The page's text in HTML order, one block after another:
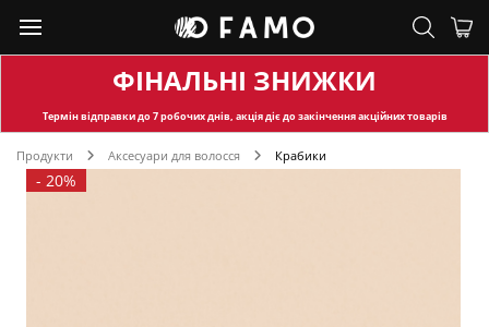
ФІНАЛЬНІ ЗНИЖКИ
Термін відправкидо 7 робочих днів, акція діє до закінчення акційних товарів
Продукти Аксесуари для волосся Крабики
- 20%